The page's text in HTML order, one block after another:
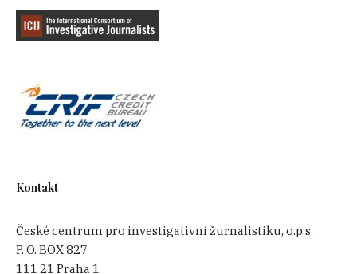
Kontakt
České centrum pro investigativní žurnalistiku, o.p.s.
P. O. BOX 827
111 21 Praha 1